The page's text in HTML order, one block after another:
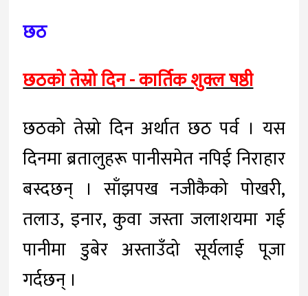
छठ
छठको तेस्रो दिन - कार्तिक शुक्ल षष्ठी
छठको तेस्रो दिन अर्थात छठ पर्व । यस
दिनमा ब्रतालुहरू पानीसमेत नपिई निराहार
बस्दछन् । साँझपख नजीकैको पोखरी,
तलाउ, इनार, कुवा जस्ता जलाशयमा गई
पानीमा डुबेर अस्ताउँदो सूर्यलाई पूजा
गर्दछन् ।